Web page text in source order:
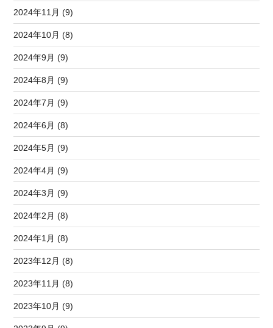
2024年11月 (9)
2024年10月 (8)
2024年9月 (9)
2024年8月 (9)
2024年7月 (9)
2024年6月 (8)
2024年5月 (9)
2024年4月 (9)
2024年3月 (9)
2024年2月 (8)
2024年1月 (8)
2023年12月 (8)
2023年11月 (8)
2023年10月 (9)